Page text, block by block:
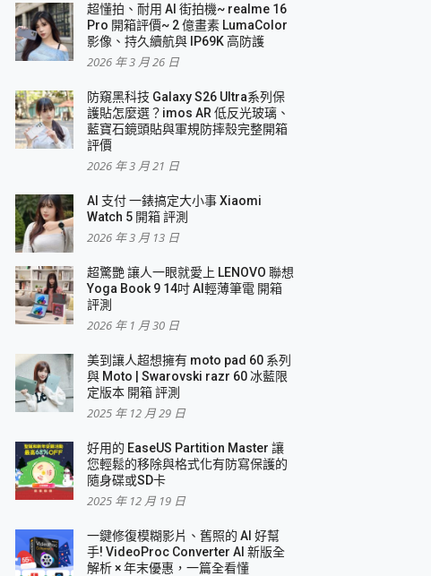
開箱 評測
最好的資料救援軟體
效能~
測
的美拍神機 vivo V30 Pro
測
簡單
超懂拍、耐用 AI 街拍機~ realme 16
Pro 開箱評價~ 2 億畫素 LumaColor
影像、持久續航與 IP69K 高防護
2026 年 3 月 26 日
防窺黑科技 Galaxy S26 Ultra系列保
護貼怎麼選？imos AR 低反光玻璃、
藍寶石鏡頭貼與軍規防摔殼完整開箱
評價
2026 年 3 月 21 日
AI 支付 一錶搞定大小事 Xiaomi
Watch 5 開箱 評測
2026 年 3 月 13 日
超驚艷 讓人一眼就愛上 LENOVO 聯想
Yoga Book 9 14吋 AI輕薄筆電 開箱
評測
2026 年 1 月 30 日
美到讓人超想擁有 moto pad 60 系列
與 Moto | Swarovski razr 60 冰藍限
定版本 開箱 評測
2025 年 12 月 29 日
好用的 EaseUS Partition Master 讓
您輕鬆的移除與格式化有防寫保護的
隨身碟或SD卡
2025 年 12 月 19 日
一鍵修復模糊影片、舊照的 AI 好幫
手! VideoProc Converter AI 新版全
解析 × 年末優惠，一篇全看懂